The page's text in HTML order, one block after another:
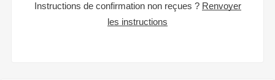
Instructions de confirmation non reçues ? Renvoyer
les instructions